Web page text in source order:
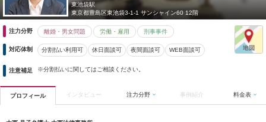
東池袋駅
東京都豊島区東池袋3-1-1 サンシャイン60 12階
注力分野 離婚・男女問題 労働・雇用 刑事事件
対応体制 分割払い利用可 休日面談可 夜間面談可 WEB面談可
注意補足 ※分割払いに関してはご相談ください。
プロフィール インタビュー 注力分野 事例紹介 料金表